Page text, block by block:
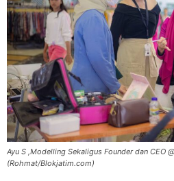
Ayu S ,Modelling Sekaligus Founder dan CEO
(Rohmat/Blokjatim.com)